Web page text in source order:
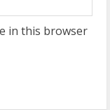
in this browser